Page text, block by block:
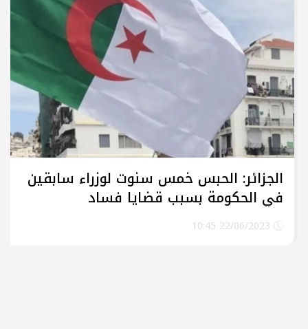
الجزائر: الحبس خمس سنوت لوزراء سابقين
في الحكومة بسبب قضايا فساد